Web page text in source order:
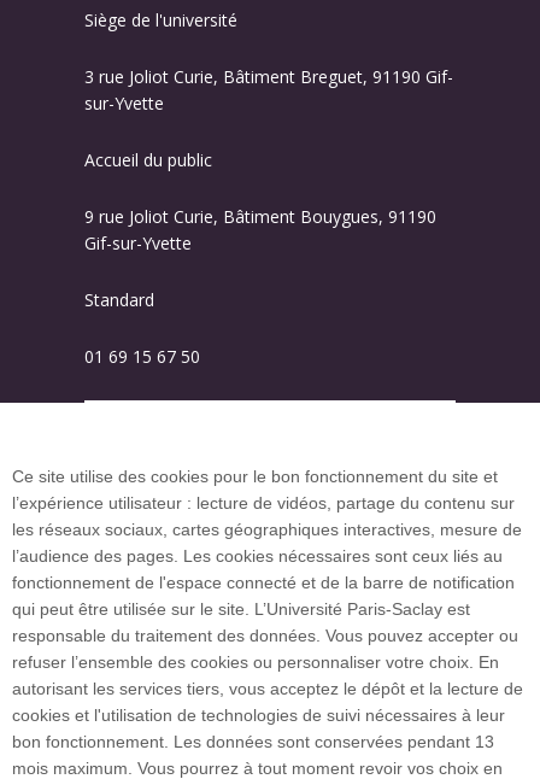
Siège de l'université
3 rue Joliot Curie, Bâtiment Breguet, 91190 Gif-
sur-Yvette
Accueil du public
9 rue Joliot Curie, Bâtiment Bouygues, 91190
Gif-sur-Yvette
Standard
01 69 15 67 50
Plan du site
Investissement d’avenir (CGI)
Accueil des publics internationaux
Ce site utilise des cookies pour le bon fonctionnement du site et
l’expérience utilisateur : lecture de vidéos, partage du contenu sur
les réseaux sociaux, cartes géographiques interactives, mesure de
l’audience des pages. Les cookies nécessaires sont ceux liés au
fonctionnement de l'espace connecté et de la barre de notification
qui peut être utilisée sur le site. L’Université Paris-Saclay est
responsable du traitement des données. Vous pouvez accepter ou
refuser l’ensemble des cookies ou personnaliser votre choix. En
autorisant les services tiers, vous acceptez le dépôt et la lecture de
cookies et l'utilisation de technologies de suivi nécessaires à leur
bon fonctionnement. Les données sont conservées pendant 13
mois maximum. Vous pourrez à tout moment revoir vos choix en